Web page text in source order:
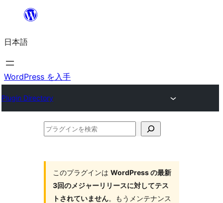
を
ス
キ
プ
日本語
WordPress を入手
Plugin Directory
プ
このプラグインは WordPress の最新
3回のメジャーリリースに対してテス
トされていません。もうメンテナンス